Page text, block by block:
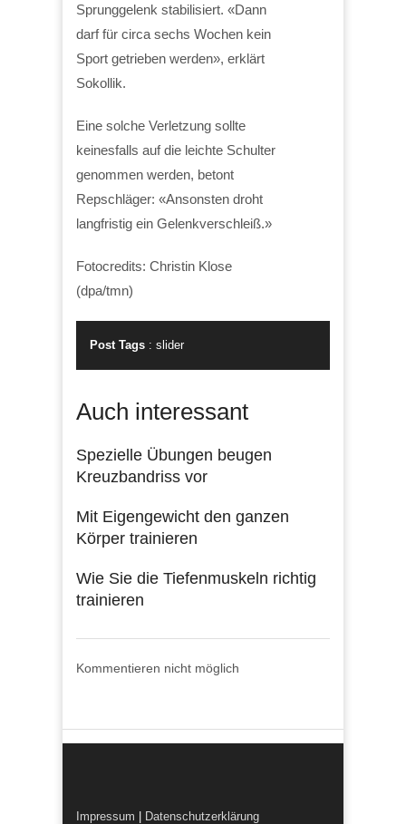
Sprunggelenk stabilisiert. «Dann
darf für circa sechs Wochen kein
Sport getrieben werden», erklärt
Sokollik.
Eine solche Verletzung sollte
keinesfalls auf die leichte Schulter
genommen werden, betont
Repschläger: «Ansonsten droht
langfristig ein Gelenkverschleiß.»
Fotocredits: Christin Klose
(dpa/tmn)
Post Tags : slider
Auch interessant
Spezielle Übungen beugen
Kreuzbandriss vor
Mit Eigengewicht den ganzen
Körper trainieren
Wie Sie die Tiefenmuskeln richtig
trainieren
Kommentieren nicht möglich
Impressum Datenschutzerklärung